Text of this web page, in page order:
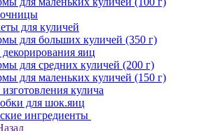
для куличей
для больших куличей (350 г)
яиц
для средних куличей (200 г)
для маленьких куличей (150 г)
кулича
для шок.яиц
ингредиенты